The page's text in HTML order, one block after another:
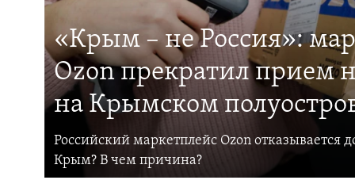
«Крым – не Россия»:
Ozon прекратил прием
на Крымском
Российский маркетплейс Ozon отказывается
Крым? В чем причина?